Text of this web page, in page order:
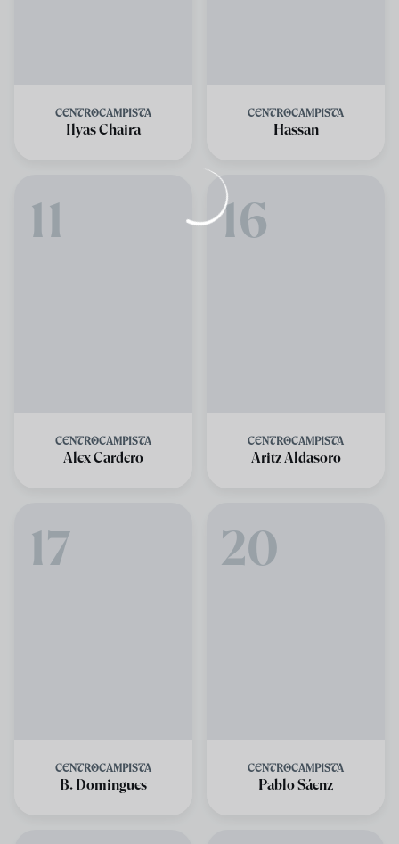
CENTROCAMPISTA
Ilyas Chaira
CENTROCAMPISTA
Hassan
CENTROCAMPISTA
11
Alex Cardero
CENTROCAMPISTA
16
Aritz Aldasoro
CENTROCAMPISTA
17
B. Domingues
CENTROCAMPISTA
20
Pablo Sáenz